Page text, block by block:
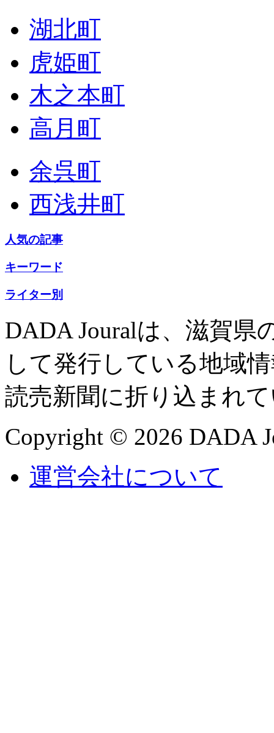
湖北町
虎姫町
木之本町
高月町
余呉町
西浅井町
人気の記事
キーワード
ライター別
DADA Jouralは、滋賀県
して発行している地域
読売新聞に折り込まれ
Copyright © 2026 DADA
運営会社について